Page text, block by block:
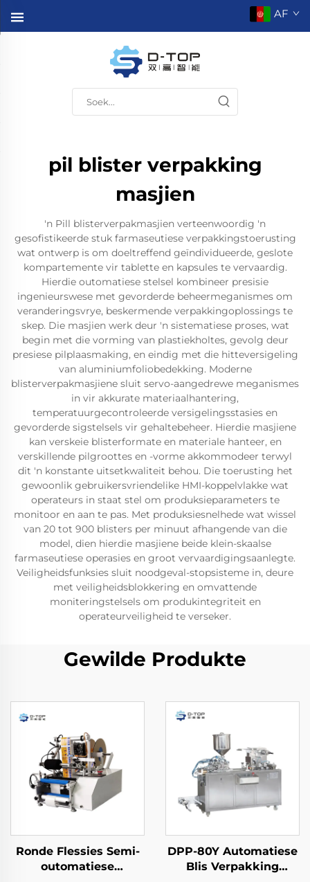
AF
pil blister verpakking
masjien
'n Pill blisterverpakmasjien verteenwoordig 'n
gesofistikeerde stuk farmaseutiese verpakkingstoerusting
wat ontwerp is om doeltreffend geïndividueerde, geslote
kompartemente vir tablette en kapsules te vervaardig.
Hierdie outomatiese stelsel kombineer presisie
ingenieurswese met gevorderde beheermeganismes om
veranderingsvrye, beskermende verpakkingoplossings te
skep. Die masjien werk deur 'n sistematiese proses, wat
begin met die vorming van plastiekholtes, gevolg deur
presiese pilplaasmaking, en eindig met die hitteversigeling
van aluminiumfoliobedekking. Moderne
blisterverpakmasjiene sluit servo-aangedrewe meganismes
in vir akkurate materiaalhantering,
temperatuurgecontroleerde versigelingsstasies en
gevorderde sigstelsels vir gehaltebeheer. Hierdie masjiene
kan verskeie blisterformate en materiale hanteer, en
verskillende pilgroottes en -vorme akkommodeer terwyl
dit 'n konstante uitsetkwaliteit behou. Die toerusting het
gewoonlik gebruikersvriendelike HMI-koppelvlakke wat
operateurs in staat stel om produksieparameters te
monitoor en aan te pas. Met produksiesnelhede wat wissel
van 20 tot 900 blisters per minuut afhangende van die
model, dien hierdie masjiene beide klein-skaalse
farmaseutiese operasies en groot vervaardigingsaanlegte.
Veiligheidsfunksies sluit noodgeval-stopsisteme in, deure
met veiligheidsblokkering en omvattende
moniteringstelsels om produkintegriteit en
operateurveiligheid te verseker.
Gewilde Produkte
Ronde Flessies Semi-
outomatiese
DPP-80Y Automatiese
Blis Verpakking